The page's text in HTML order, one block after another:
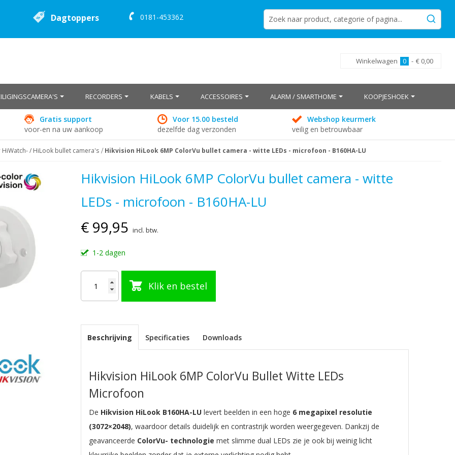
Dagtoppers 0181-453362
Winkelwagen 0 - € 0,00
RECORDERS KABELS ACCESSOIRES ALARM / SMARTHOME KOOPJESHOEK
Gratis support
voor-en na uw aankoop
Voor 15.00 besteld
dezelfde dag verzonden
Webshop keurmerk
veilig en betrouwbaar
HiWatch- / HiLook bullet camera's Hikvision HiLook 6MP ColorVu bullet camera - witte LEDs - microfoon - B160HA-LU
Hikvision HiLook 6MP ColorVu bullet camera - witte
LEDs - microfoon - B160HA-LU
€ 99,95 incl. btw.
1-2 dagen
Klik en bestel
Beschrijving
Hikvision HiLook 6MP ColorVu Bullet Witte LEDs
Microfoon
De Hikvision HiLook B160HA-LU levert beelden in een hoge 6 megapixel resolutie
(3072×2048), waardoor details duidelijk en contrastrijk worden weergegeven. Dankzij de
geavanceerde ColorVu- technologie met slimme dual LEDs zie je ook bij weinig licht
Specificaties Downloads